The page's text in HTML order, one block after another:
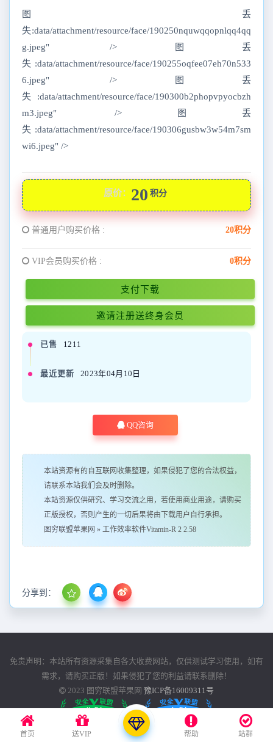
图丢
失:data/attachment/resource/face/190250nquwqqopnlqq4qq
g.jpeg" />图丢
失:data/attachment/resource/face/190255oqfee07eh70n533
6.jpeg" />图丢
失:data/attachment/resource/face/190300b2phopvpyocbzh
m3.jpeg" />图丢
失:data/attachment/resource/face/190306gusbw3w54m7sm
wi6.jpeg" />
原价： 20 积分
普通用户购买价格 : 20积分
VIP会员购买价格 : 0积分
支付下载
邀请注册送终身会员
已售 1211
最近更新 2023年04月10日
QQ咨询
本站资源有的自互联网收集整理，如果侵犯了您的合法权益，
请联系本站我们会及时删除。
本站资源仅供研究、学习交流之用，若使用商业用途，请购买
正版授权，否则产生的一切后果将由下载用户自行承担。
图穷联盟苹果网 » 工作效率软件Vitamin-R 2 2.58
分享到：
免责声明：本站所有资源采集自各大收费网站，仅供测试学习使用，如有
需求，请购买正版！如果侵犯了您的利益请联系删除！
2023 图穷联盟苹果网 豫ICP备16009311号
首页 送VIP 帮助 站群